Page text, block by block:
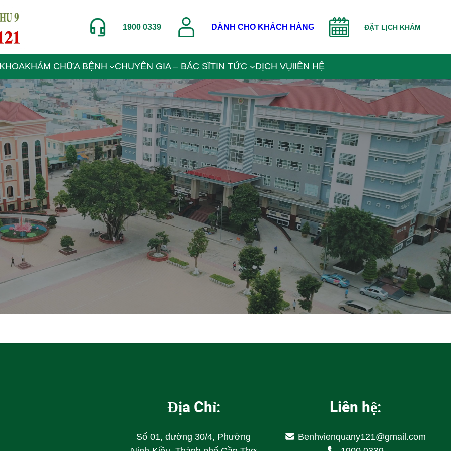
1900 0339 DÀNH CHO KHÁCH HÀNG ĐẶT LỊCH KHÁM
KHÁM CHỮA BỆNH CHUYÊN GIA – BÁC SĨTIN TỨC DỊCH VỤ lIÊN HỆ
Địa Chỉ:
Số 01, đường 30/4, Phường
Liên hệ:
Benhvienquany121@gmail.com